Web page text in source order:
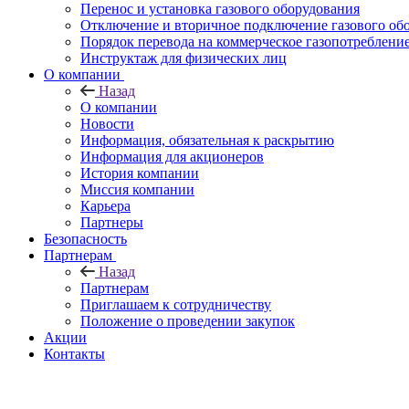
Перенос и установка газового оборудования
Отключение и вторичное подключение газового
Порядок перевода на коммерческое
Инструктаж для физических лиц
О компании
Назад
О компании
Новости
Информация, обязательная к раскрытию
Информация для акционеров
История компании
Миссия компании
Карьера
Партнеры
Безопасность
Партнерам
Назад
Партнерам
Приглашаем к сотрудничеству
Положение о проведении закупок
Акции
Контакты